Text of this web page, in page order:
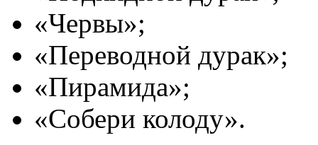
«Червы»;
«Переводной дурак»;
«Пирамида»;
«Собери колоду».